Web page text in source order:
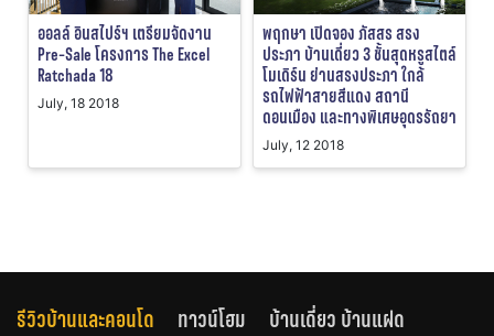
ออลล์ อินสไปร์ฯ เตรียมจัดงาน
Pre-Sale โครงการ The Excel
Ratchada 18
July, 18 2018
พฤกษา เปิดจอง ภัสสร สรง
ประภา บ้านเดี่ยว 3 ชั้นสุดหรูสไตล์
โมเดิร์น ย่านสรงประภา ใกล้
รถไฟฟ้าสายสีแดง สถานี
ดอนเมือง และทางพิเศษอุดรรัถยา
July, 12 2018
รีวิวบ้านและคอนโด ทาวน์โฮม
บ้านเดี่ยว บ้านแฝด